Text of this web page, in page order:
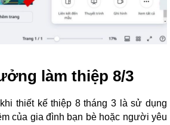
làm thiệp 8/3
thiết kế thiệp 8 tháng 3 là sử dụng
của gia đình bạn bè hoặc người yêu